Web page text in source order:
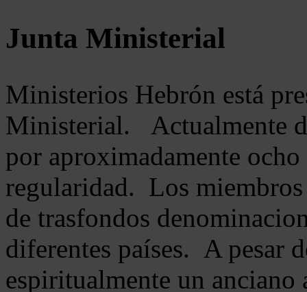
Junta Ministerial
Ministerios Hebrón está
Ministerial. Actualmente
por aproximadamente
regularidad. Los
de trasfondos
diferentes países. A pesar
espiritualmente un